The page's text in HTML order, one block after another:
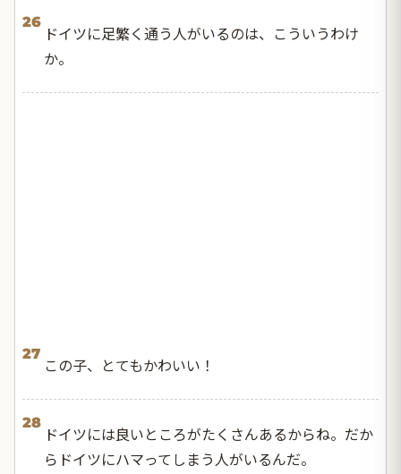
26
ドイツに足繁く通う人がいるのは、こういうわけ
か。
27
この子、とてもかわいい！
28
ドイツには良いところがたくさんあるからね。だか
らドイツにハマってしまう人がいるんだ。